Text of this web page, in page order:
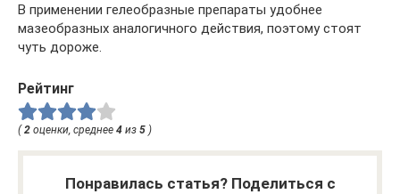
В применении гелеобразные препараты удобнее
мазеобразных аналогичного действия, поэтому стоят
чуть дороже.
Рейтинг
( 2 оценки, среднее 4 из 5 )
Понравилась статья? Поделиться с